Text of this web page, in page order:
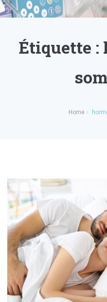
Étiquette :
Home